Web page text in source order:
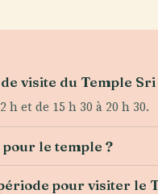
visite du Temple
et de 15 h 30 à 20 h 30.
le temple ?
pour visiter le